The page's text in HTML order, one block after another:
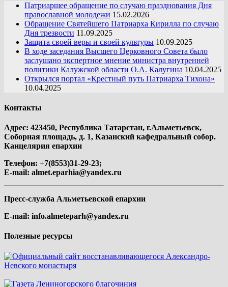
Патриаршее обращение по случаю празднования Дня
православной молодежи 15.02.2026
Обращение Святейшего Патриарха Кирилла по случаю
Дня трезвости 11.09.2025
Защита своей веры и своей культуры 10.09.2025
В ходе заседания Высшего Церковного Совета было
заслушано экспертное мнение министра внутренней
политики Калужской области О.А. Калугина 10.04.2025
Открылся портал «Крестный путь Патриарха Тихона»
10.04.2025
Контакты
Адрес: 423450, Республика Татарстан, г.Альметьевск,
Соборная площадь, д. 1, Казанский кафедральный собор.
Канцелярия епархии
Телефон: +7(8553)31-29-23;
E-mail: almet.eparhia@yandex.ru
Пресс-служба Альметьевской епархии
E-mail: info.almeteparh@yandex.ru
Полезные ресурсы